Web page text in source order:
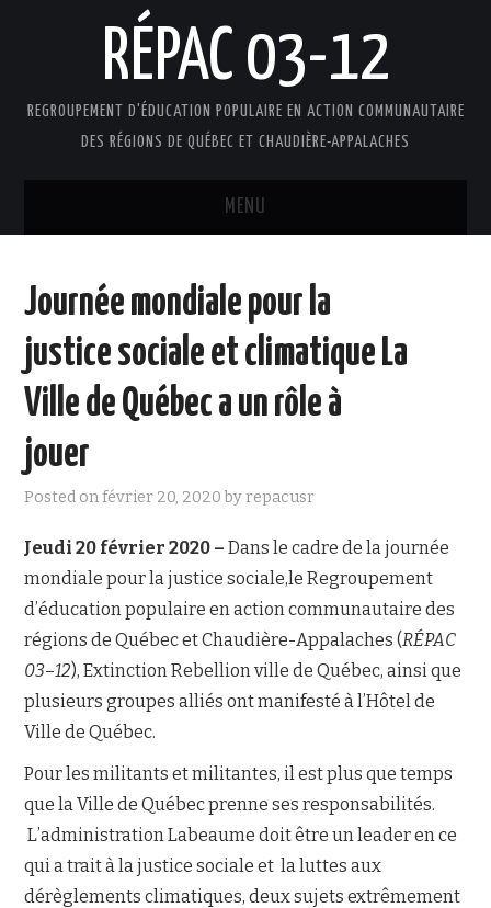
RÉPAC 03-12
REGROUPEMENT D'ÉDUCATION POPULAIRE EN ACTION COMMUNAUTAIRE
DES RÉGIONS DE QUÉBEC ET CHAUDIÈRE-APPALACHES
MENU
PRÉSENTATION
FAIRE UN DON !
NOUS JOINDRE
Journée mondiale pour la
justice sociale et climatique La
Ville de Québec a un rôle à
jouer
Posted onfévrier 20, 2020 byrepacusr
Jeudi 20 février 2020 –Dans le cadre de la journée
mondiale pour la justice sociale,le Regroupement
d’éducation populaire en action communautaire des
régions de Québec et Chaudière-Appalaches (RÉPAC
03–12), Extinction Rebellion ville de Québec, ainsi que
plusieurs groupes alliés ont manifesté à l’Hôtel de
Ville de Québec.
Pour les militants et militantes, il est plus que temps
que la Ville de Québec prenne ses responsabilités.
L’administration Labeaume doit être un leader en ce
qui a trait à la justice sociale et la luttes aux
dérèglements climatiques, deux sujets extrêmement